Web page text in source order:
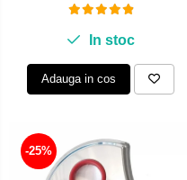
In stoc
Adauga in cos
-25%